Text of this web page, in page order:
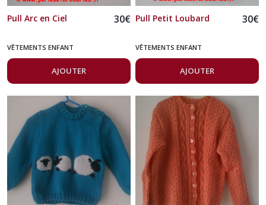
Pull Arc en Ciel 30€
VÊTEMENTS ENFANT
AJOUTER
Pull Petit Loubard 30€
VÊTEMENTS ENFANT
AJOUTER